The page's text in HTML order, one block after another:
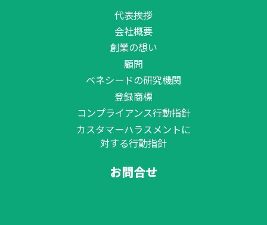
代表挨拶
会社概要
創業の想い
顧問
ベネシードの研究機関
登録商標
コンプライアンス行動指針
カスタマーハラスメントに
対する行動指針
お問合せ